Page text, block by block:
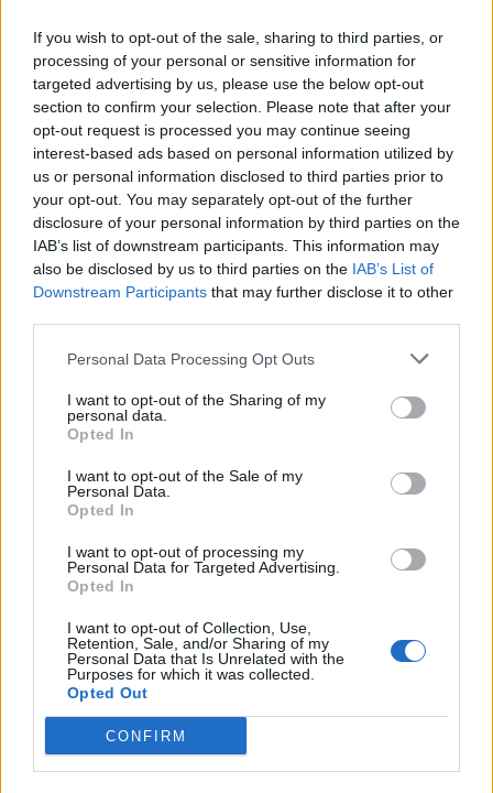
If you wish to opt-out of the sale, sharing to third parties, or
processing of your personal or sensitive information for
targeted advertising by us, please use the below opt-out
section to confirm your selection. Please note that after your
opt-out request is processed you may continue seeing
interest-based ads based on personal information utilized by
us or personal information disclosed to third parties prior to
your opt-out. You may separately opt-out of the further
disclosure of your personal information by third parties on the
IAB’s list of downstream participants. This information may
also be disclosed by us to third parties on the IAB’s List of
Downstream Participants that may further disclose it to other
Personal Data Processing Opt Outs
I want to opt-out of the Sharing of my
personal data.
Opted In
I want to opt-out of the Sale of my
Personal Data.
Opted In
I want to opt-out of processing my
Personal Data for Targeted Advertising.
Opted In
I want to opt-out of Collection, Use,
Retention, Sale, and/or Sharing of my
Personal Data that Is Unrelated with the
Purposes for which it was collected.
Opted Out
CONFIRM